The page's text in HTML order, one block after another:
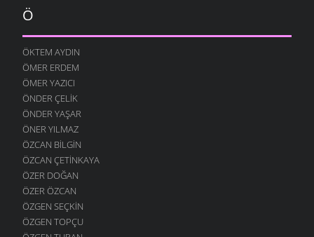
Ö
ÖKTEM AYDIN
ÖMER ERDEM
ÖMER YAZICI
ÖNDER ÇELIK
ÖNDER YAŞAR
ÖNER YILMAZ
ÖZCAN BILGIN
ÖZCAN ÇETINKAYA
ÖZER DOĞAN
ÖZER ÖZCAN
ÖZGEN SEÇKIN
ÖZGEN TOPÇU